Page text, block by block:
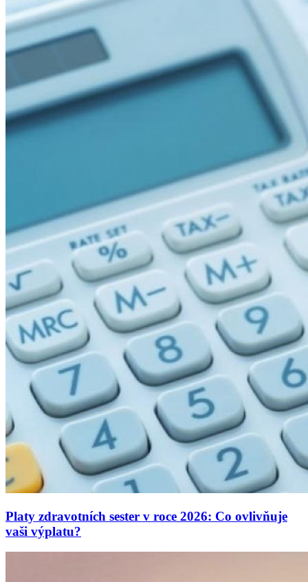
Platy zdravotních sester v roce 2026: Co ovlivňuje
vaši výplatu?